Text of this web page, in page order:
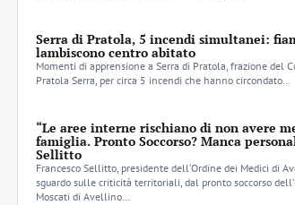
Serra di Pratola, 5 incendi simultanei:
lambiscono centro abitato
Momenti di apprensione a Serra di Pratola, frazione del
Pratola Serra, per circa 5 incendi che hanno circondato…
“Le aree interne rischiano di non avere
famiglia. Pronto Soccorso? Manca
Sellitto
Francesco Sellitto, presidente dell’Ordine dei Medici di
sguardo sulle criticità territoriali, dal pronto soccorso
Moscati di Avellino…